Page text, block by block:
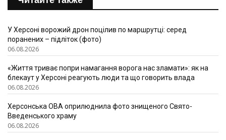
У Херсоні ворожий дрон поцілив по маршрутці: серед
поранених – підліток (фото)
06.08.2026
«Життя триває попри намагання ворога нас зламати»: як на
блекаут у Херсоні реагують люди та що говорить влада
06.08.2026
Херсонська ОВА оприлюднила фото знищеного Свято-
Введенського храму
06.08.2026